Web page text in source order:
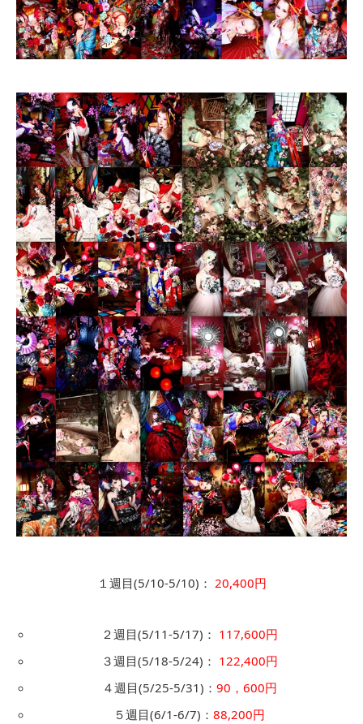
１週目(5/10-5/10)： 20,400円
２週目(5/11-5/17)： 117,600円
３週目(5/18-5/24)： 122,400円
４週目(5/25-5/31)： 90，600円
５週目(6/1-6/7)：88,200円